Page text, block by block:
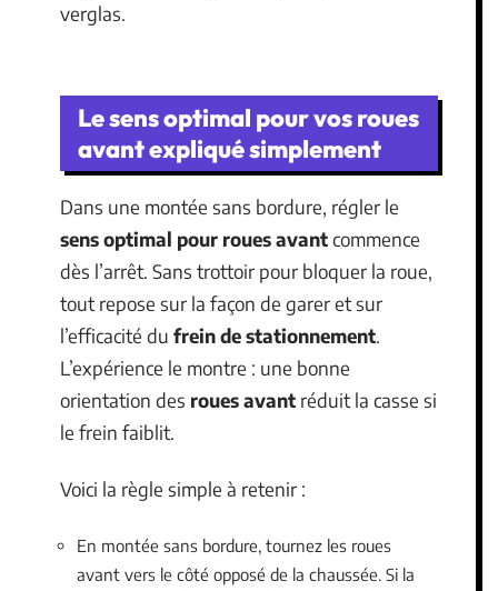
verglas.
Le sens optimal pour vos roues
avant expliqué simplement
Dans une montée sans bordure, régler le
sens optimal pour roues avantcommence
dès l’arrêt. Sans trottoir pour bloquer la roue,
tout repose sur la façon de garer et sur
l’efficacité du frein de stationnement.
L’expérience le montre : une bonne
orientation des roues avant réduit la casse si
le frein faiblit.
Voici la règle simple à retenir :
En montée sans bordure, tournez les roues
avant vers le côté opposé de la chaussée. Si la